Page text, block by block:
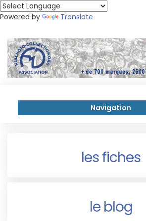
Powered by Translate
Navigation
les fiches
le blog